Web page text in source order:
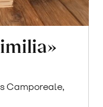
Camporeale,